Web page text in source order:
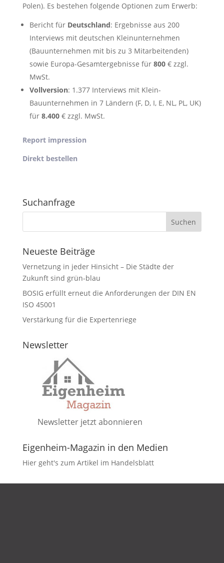
Polen). Es bestehen folgende Optionen zum Erwerb:
Bericht für Deutschland: Ergebnisse aus 200
Interviews mit deutschen Kleinunternehmen
(Bauunternehmen mit bis zu 3 Mitarbeitenden)
sowie Europa-Gesamtergebnisse für 800€ zzgl.
MwSt.
Vollversion: 1.377 Interviews mit Klein-
Bauunternehmen in 7 Ländern (F, D, I, E, NL, PL, UK)
für 8.400€ zzgl. MwSt.
Report impression
Direkt bestellen
Suchanfrage
Neueste Beiträge
Vernetzung in jeder Hinsicht – Die Städte der
Zukunft sind grün-blau
BOSIG erfüllt erneut die Anforderungen der DIN EN
ISO 45001
Verstärkung für die Expertenriege
Newsletter
Newsletter jetzt abonnieren
Eigenheim-Magazin in den Medien
Hier geht's zum Artikel im Handelsblatt
DATENSCHUTZ